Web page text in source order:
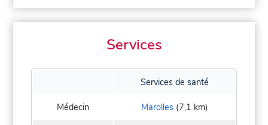
Services
Services de santé
Médecin Marolles (7,1 km)